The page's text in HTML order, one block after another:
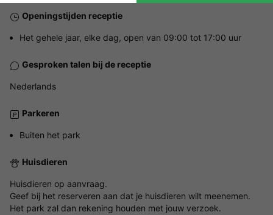
Openingstijden receptie
Het gehele jaar, elke dag, open van 09:00 tot 17:00 uur
Gesproken talen bij de receptie
Nederlands
Parkeren
Buiten het park
Huisdieren
Huisdieren op aanvraag.
Geef bij het reserveren aan dat je huisdieren wilt meenemen.
Het park zal dan rekening houden met jouw verzoek.